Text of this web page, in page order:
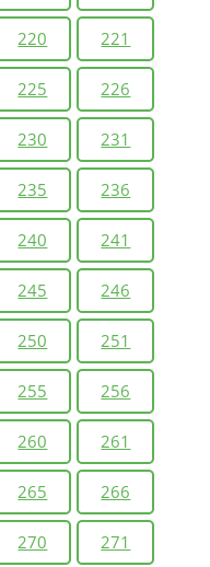
220 221
225 226
230 231
235 236
240 241
245 246
250 251
255 256
260 261
265 266
270 271